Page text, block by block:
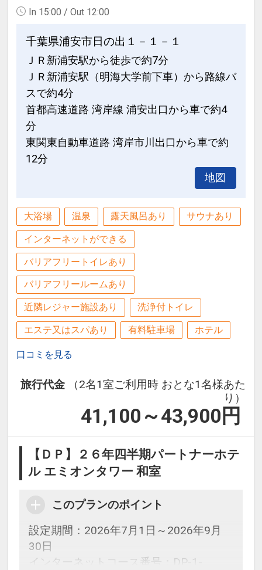
素泊りプランでご予約いただいても、朝
（チェックイン時にフロントにてお申し
付けください）
【ご宿泊のお客様にうれしい特色！！】
本館4階SPA（大浴場）が、ご滞在中料
金不要にてご利用いただけます。(一部
有料施設有り）
※スパ営業時間 11:00～翌朝9:00
（浴室清掃時間 深夜1:00～5:00）
※チェックイン前からもご利用いただけ
設定期間：2026年2月27日～2027年1月
31日
インターネットコース番号：DP-2-
200000044058
In 15:00 / Out 12:00
千葉県浦安市日の出１－１－１
ＪＲ新浦安駅から徒歩で約7分
ＪＲ新浦安駅（明海大学前下車）から路線バ
スで約4分
首都高速道路 湾岸線 浦安出口から車で約4
分
東関東自動車道路 湾岸市川出口から車で約
12分
地図
大浴場 温泉 露天風呂あり サウナあり
インターネットができる
バリアフリートイレあり
バリアフリールームあり
近隣レジャー施設あり 洗浄付トイレ
エステ又はスパあり 有料駐車場 ホテル
口コミを見る
旅行代金
（2名1室ご利用時 おとな1名様あた
り）
41,100～43,900 円
【ＤＰ】２６年四半期パートナーホテ
ル エミオンタワー 和室
このプランのポイント
設定期間：2026年7月1日～2026年9月
30日
インターネットコース番号：DP-1-